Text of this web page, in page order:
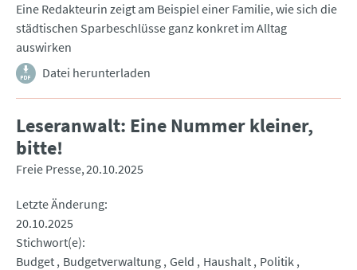
Eine Redakteurin zeigt am Beispiel einer Familie, wie sich die
städtischen Sparbeschlüsse ganz konkret im Alltag
auswirken
Datei herunterladen
Leseranwalt: Eine Nummer kleiner,
bitte!
Freie Presse 20.10.2025
Letzte Änderung
20.10.2025
Stichwort(e)
Budget Budgetverwaltung Geld Haushalt Politik